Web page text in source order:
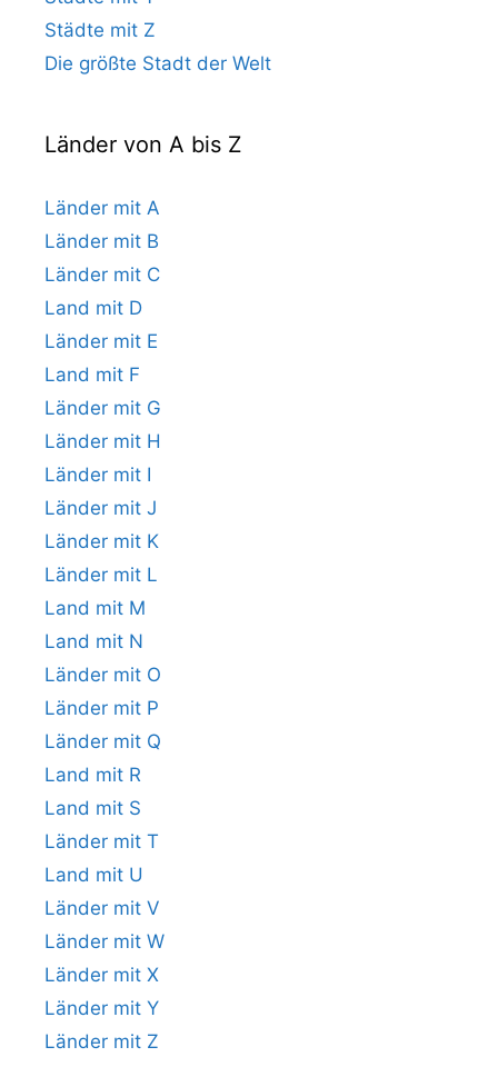
Städte mit Z
Die größte Stadt der Welt
Länder von A bis Z
Länder mit A
Länder mit B
Länder mit C
Land mit D
Länder mit E
Land mit F
Länder mit G
Länder mit H
Länder mit I
Länder mit J
Länder mit K
Länder mit L
Land mit M
Land mit N
Länder mit O
Länder mit P
Länder mit Q
Land mit R
Land mit S
Länder mit T
Land mit U
Länder mit V
Länder mit W
Länder mit X
Länder mit Y
Länder mit Z